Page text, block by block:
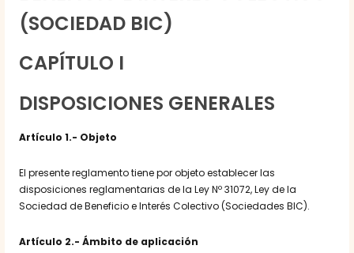
(SOCIEDAD BIC)
CAPÍTULO I
DISPOSICIONES GENERALES
Artículo 1.- Objeto
El presente reglamento tiene por objeto establecer las
disposiciones reglamentarias de la Ley Nº 31072, Ley de la
Sociedad de Beneficio e Interés Colectivo (Sociedades BIC).
Artículo 2.- Ámbito de aplicación